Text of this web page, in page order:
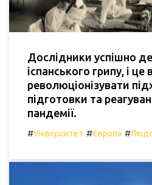
Дослідники успішно
іспанського грипу, і
революціонізувати
підготовки та
пандемії.
#Університет #Європа #